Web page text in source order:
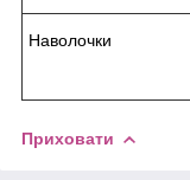
Наволочки
Приховати